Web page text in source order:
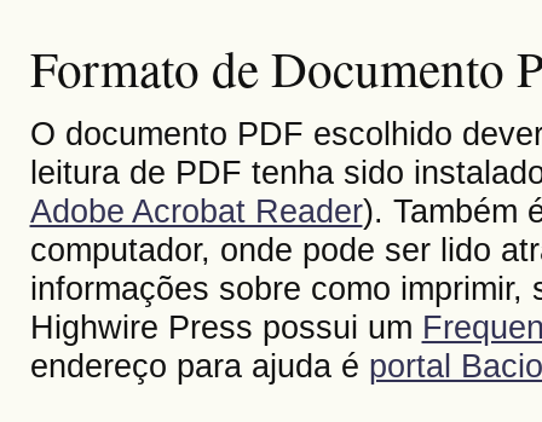
Formato de Documento
O documento PDF escolhido
leitura de PDF tenha sido
Adobe Acrobat Reader). Também
computador, onde pode ser lido
informações sobre como
Highwire Press possui um
endereço para ajuda é portal